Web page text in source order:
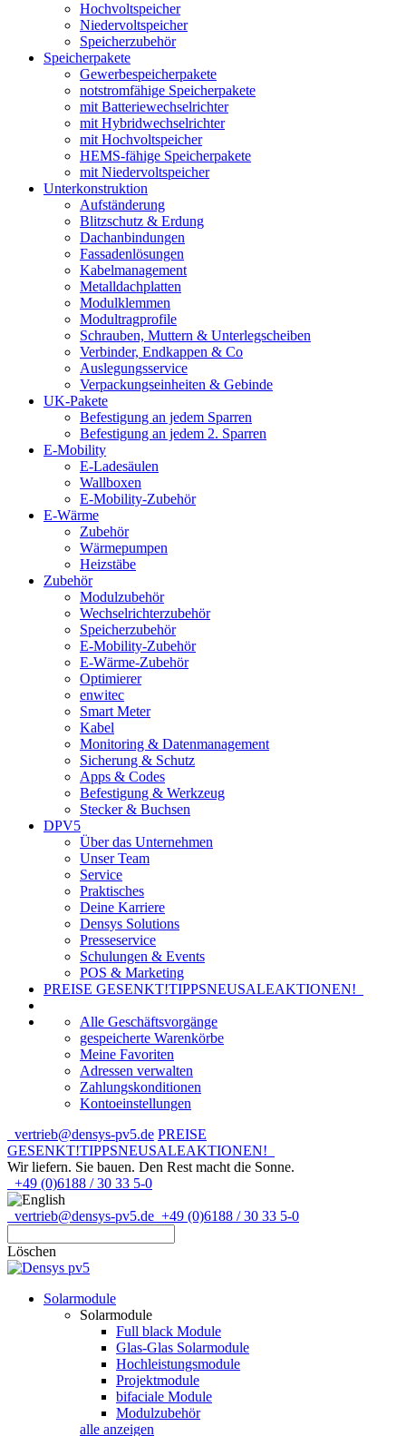
Hochvoltspeicher
Niedervoltspeicher
Speicherzubehör
Speicherpakete
Gewerbespeicherpakete
notstromfähige Speicherpakete
mit Batteriewechselrichter
mit Hybridwechselrichter
mit Hochvoltspeicher
HEMS-fähige Speicherpakete
mit Niedervoltspeicher
Unterkonstruktion
Aufständerung
Blitzschutz & Erdung
Dachanbindungen
Fassadenlösungen
Kabelmanagement
Metalldachplatten
Modulklemmen
Modultragprofile
Schrauben, Muttern & Unterlegscheiben
Verbinder, Endkappen & Co
Auslegungsservice
Verpackungseinheiten & Gebinde
UK-Pakete
Befestigung an jedem Sparren
Befestigung an jedem 2. Sparren
E-Mobility
E-Ladesäulen
Wallboxen
E-Mobility-Zubehör
E-Wärme
Zubehör
Wärmepumpen
Heizstäbe
Zubehör
Modulzubehör
Wechselrichterzubehör
Speicherzubehör
E-Mobility-Zubehör
E-Wärme-Zubehör
Optimierer
enwitec
Smart Meter
Kabel
Monitoring & Datenmanagement
Sicherung & Schutz
Apps & Codes
Befestigung & Werkzeug
Stecker & Buchsen
DPV5
Über das Unternehmen
Unser Team
Service
Praktisches
Deine Karriere
Densys Solutions
Presseservice
Schulungen & Events
POS & Marketing
PREISE GESENKT!TIPPSNEUSALEAKTIONEN!
Alle Geschäftsvorgänge
gespeicherte Warenkörbe
Meine Favoriten
Adressen verwalten
Zahlungskonditionen
Kontoeinstellungen
vertrieb@densys-pv5.de PREISE
GESENKT!TIPPSNEUSALEAKTIONEN!
Wir liefern. Sie bauen. Den Rest macht die Sonne.
+49 (0)6188 / 30 33 5-0
vertrieb@densys-pv5.de +49 (0)6188 / 30 33 5-0
Löschen
Solarmodule
Solarmodule
Full black Module
Glas-Glas Solarmodule
Hochleistungsmodule
Projektmodule
bifaciale Module
Modulzubehör
alle anzeigen